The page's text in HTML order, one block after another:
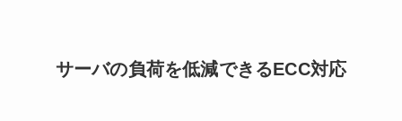
サーバの負荷を低減できるECC対応